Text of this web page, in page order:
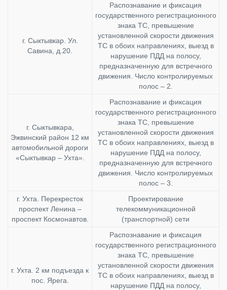
г. Сыктывкар. Ул.
Савина, д.20.
Распознавание и фиксация
государственного регистрационного
знака ТС, превышение
установленной скорости движения
ТС в обоих направлениях, выезд в
нарушение ПДД на полосу,
предназначенную для встречного
движения. Число контролируемых
полос – 2.
г. Сыктывкара,
Эжвинский район 12 км
автомобильной дороги
«Сыктывкар – Ухта».
Распознавание и фиксация
государственного регистрационного
знака ТС, превышение
установленной скорости движения
ТС в обоих направлениях, выезд в
нарушение ПДД на полосу,
предназначенную для встречного
движения. Число контролируемых
полос – 3.
г. Ухта. Перекресток
проспект Ленина –
проспект Космонавтов.
Проектирование
телекоммуникационной
(транспортной) сети
г. Ухта. 2 км подъезда к
пос. Ярега.
Распознавание и фиксация
государственного регистрационного
знака ТС, превышение
установленной скорости движения
ТС в обоих направлениях, выезд в
нарушение ПДД на полосу,